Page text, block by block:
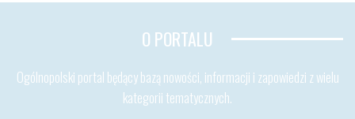
O PORTALU
Ogólnopolski portal będący bazą nowości, informacji i zapowiedzi z wielu
kategorii tematycznych.